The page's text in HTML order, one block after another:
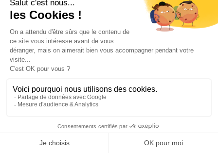
CONTENU
Verre de bienvenu
Créez votre propre vin avec un caviste
Dégustation de 3 vins
Dégustation de produits gastronomiques
vins dégustés
Durée d'environ 1h30
Mon EVJF à Milan